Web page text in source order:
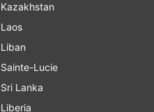
Kazakhstan
Laos
Liban
Sainte-Lucie
Sri Lanka
Liberia